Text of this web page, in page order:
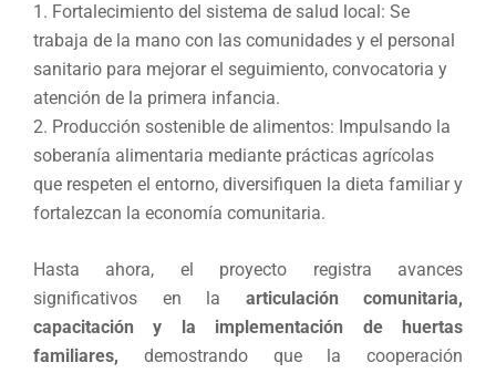
1. Fortalecimiento del sistema de salud local: Se
trabaja de la mano con las comunidades y el personal
sanitario para mejorar el seguimiento, convocatoria y
atención de la primera infancia.
2. Producción sostenible de alimentos: Impulsando la
soberanía alimentaria mediante prácticas agrícolas
que respeten el entorno, diversifiquen la dieta familiar y
fortalezcan la economía comunitaria.
Hasta ahora, el proyecto registra avances
significativos en la articulación comunitaria,
capacitación y la implementación de huertas
familiares, demostrando que la cooperación